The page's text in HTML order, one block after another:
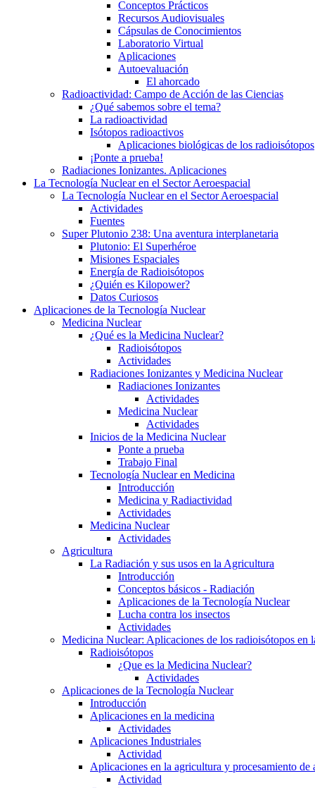
Conceptos Prácticos
Recursos Audiovisuales
Cápsulas de Conocimientos
Laboratorio Virtual
Aplicaciones
Autoevaluación
El ahorcado
Radioactividad: Campo de Acción de las Ciencias
¿Qué sabemos sobre el tema?
La radioactividad
Isótopos radioactivos
Aplicaciones biológicas de los radioisótopos
¡Ponte a prueba!
Radiaciones Ionizantes. Aplicaciones
La Tecnología Nuclear en el Sector Aeroespacial
La Tecnología Nuclear en el Sector Aeroespacial
Actividades
Fuentes
Super Plutonio 238: Una aventura interplanetaria
Plutonio: El Superhéroe
Misiones Espaciales
Energía de Radioisótopos
¿Quién es Kilopower?
Datos Curiosos
Aplicaciones de la Tecnología Nuclear
Medicina Nuclear
¿Qué es la Medicina Nuclear?
Radioisótopos
Actividades
Radiaciones Ionizantes y Medicina Nuclear
Radiaciones Ionizantes
Actividades
Medicina Nuclear
Actividades
Inicios de la Medicina Nuclear
Ponte a prueba
Trabajo Final
Tecnología Nuclear en Medicina
Introducción
Medicina y Radiactividad
Actividades
Medicina Nuclear
Actividades
Agricultura
La Radiación y sus usos en la Agricultura
Introducción
Conceptos básicos - Radiación
Aplicaciones de la Tecnología Nuclear
Lucha contra los insectos
Actividades
Medicina Nuclear: Aplicaciones de los radioisótopos en
Radioisótopos
¿Que es la Medicina Nuclear?
Actividades
Aplicaciones de la Tecnología Nuclear
Introducción
Aplicaciones en la medicina
Actividades
Aplicaciones Industriales
Actividad
Aplicaciones en la agricultura y procesamiento de
Actividad